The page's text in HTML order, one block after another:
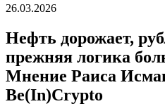
26.03.2026
Нефть дорожает,
прежняя логика
Мнение Раиса
Be(In)Crypto